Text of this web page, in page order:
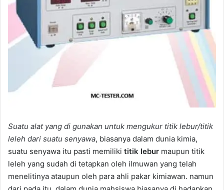
Suatu alat yang di gunakan untuk mengukur titik lebur/titik
leleh dari suatu senyawa, biasanya dalam dunia kimia,
suatu senyawa itu pasti memiliki titik lebur maupun titik
leleh yang sudah di tetapkan oleh ilmuwan yang telah
menelitinya ataupun oleh para ahli pakar kimiawan. namun